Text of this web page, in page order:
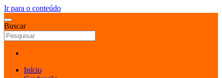
Ir para o conteúdo
Buscar
Início